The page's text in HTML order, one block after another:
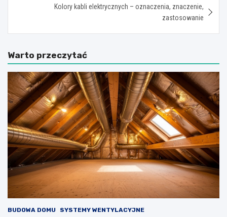
Kolory kabli elektrycznych – oznaczenia, znaczenie,
zastosowanie
Warto przeczytać
BUDOWA DOMU SYSTEMY WENTYLACYJNE